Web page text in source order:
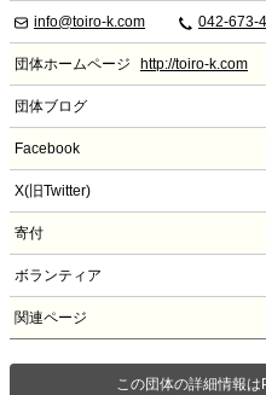
info@toiro-k.com 042-673-
団体ホームページ http://toiro-k.com
団体ブログ
Facebook
X(旧Twitter)
寄付
ボランティア
関連ページ
この団体の詳細情報